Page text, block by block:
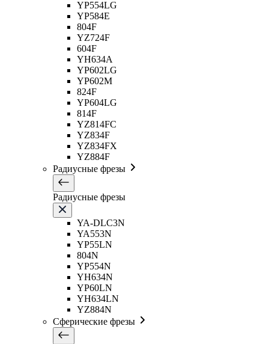
YP554LG
YP584E
804F
YZ724F
604F
YH634A
YP602LG
YP602M
824F
YP604LG
814F
YZ814FC
YZ834F
YZ834FX
YZ884F
Радиусные фрезы
Радиусные фрезы
YA-DLC3N
YA553N
YP55LN
804N
YP554N
YH634N
YP60LN
YH634LN
YZ884N
Сферические фрезы